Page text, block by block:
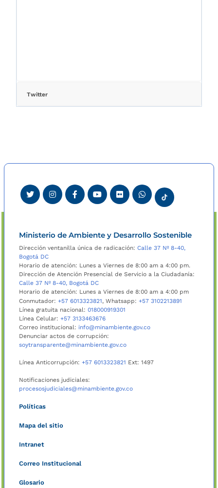
Twitter
Ministerio de Ambiente y Desarrollo Sostenible
Dirección ventanilla única de radicación: Calle 37 Nº 8-40,
Bogotá DC
Horario de atención: Lunes a Viernes de 8:00 am a 4:00 pm.
Dirección de Atención Presencial de Servicio a la Ciudadanía:
Calle 37 Nº 8-40, Bogotá DC
Horario de atención: Lunes a Viernes de 8:00 am a 4:00 pm
Conmutador: +57 6013323821, Whatsapp: +57 3102213891
Línea gratuita nacional: 018000919301
Línea Celular: +57 3133463676
Correo institucional: info@minambiente.gov.co
Denunciar actos de corrupción:
soytransparente@minambiente.gov.co
Línea Anticorrupción: +57 6013323821 Ext: 1497
Notificaciones judiciales:
procesosjudiciales@minambiente.gov.co
Políticas
Mapa del sitio
Intranet
Correo Institucional
Glosario